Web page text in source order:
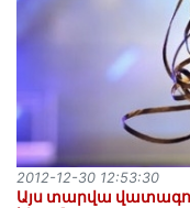
Այս տարվա
2012-12-30 12:53:30